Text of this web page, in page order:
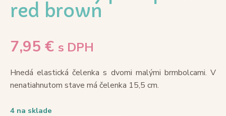
red brown
7,95 € s DPH
Hnedá elastická čelenka s dvomi malými brmbolcami. V
nenatiahnutom stave má čelenka 15,5 cm.
4 na sklade